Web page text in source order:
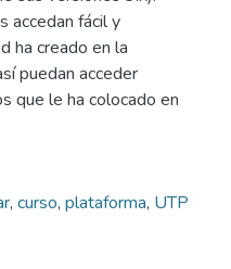
accedan fácil y
ha creado en la
puedan acceder
que le ha colocado en
, curso, plataforma, UTP